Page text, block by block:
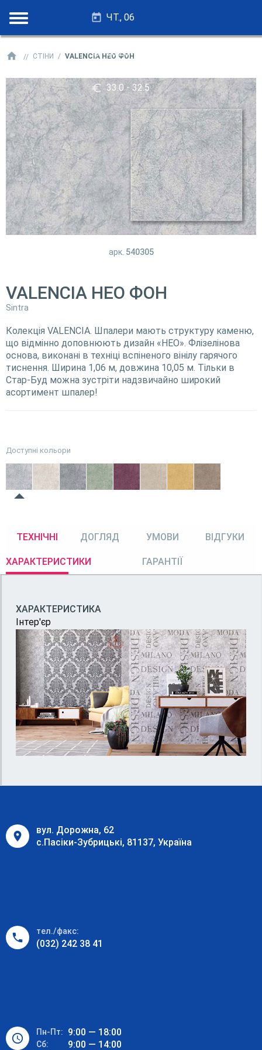
ЧТ., 06
28.25 - 27.75
33.0 - 32.5
СТІНИ VALENCIA НЕО ФОН
арк. 540305
VALENCIA НЕО ФОН
Sintra
Колекція VALENCIA. Шпалери мають структуру каменю,
що відмінно доповнюють дизайн «НЕО». Флізелінова
основа, виконані в техніці вспіненого вінілу гарячого
тиснення. Ширина 1,06 м, довжина 10,05 м. Тільки в
Стар-Буд можна зустріти надзвичайно широкий
асортимент шпалер!
Доступні кольори
ТЕХНІЧНІ
ХАРАКТЕРИСТИКИ
ДОГЛЯД УМОВИ
ГАРАНТІЇ
ВІДГУКИ
ХАРАКТЕРИСТИКА
Інтер'єр
вул. Дорожна, 62
с.Пасіки-Зубрицькі, 81137, Україна
тел./факс:
(032) 242 38 41
Пн-Пт: 9:00 — 18:00
Cб: 9:00 — 14:00